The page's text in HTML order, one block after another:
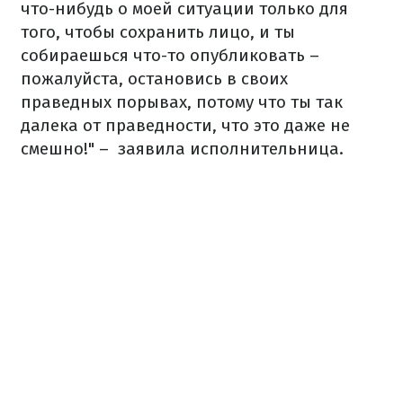
что-нибудь о моей ситуации только для
того, чтобы сохранить лицо, и ты
собираешься что-то опубликовать –
пожалуйста, остановись в своих
праведных порывах, потому что ты так
далека от праведности, что это даже не
смешно!" – заявила исполнительница.